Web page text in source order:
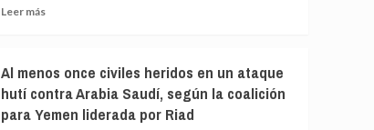
investigando
junto
con
Leer másLeer
e
Israel
concluyen
Al menos once civiles heridos en un ataque
hutí contra Arabia Saudí, según la coalición
para Yemen liderada por Riad